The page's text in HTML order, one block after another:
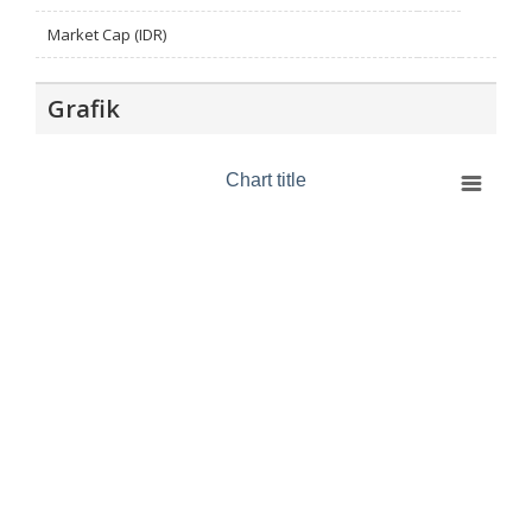
Market Cap (IDR)
Grafik
Chart title